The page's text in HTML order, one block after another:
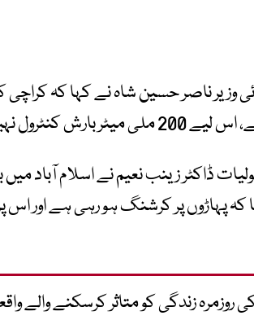
وزیر ناصر حسین شاہ نے کہا کہ
ڈاکٹر زینب نعیم نے اسلام آباد
کہ پہاڑوں پر کرشنگ ہو رہی ہے اور اس
روزمرہ زندگی کو متاثر کرسکنے